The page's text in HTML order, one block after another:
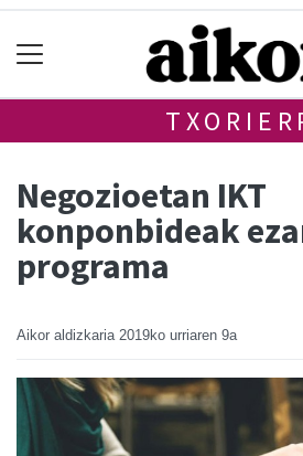
Negozioetan IKT
konponbideak
programa
Aikor aldizkaria 2019ko urriaren 9a